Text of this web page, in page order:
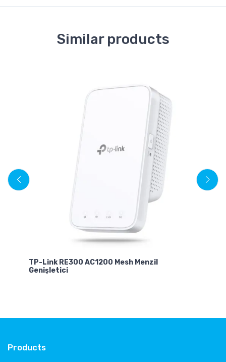
Similar products
TP-Link RE300 AC1200 Mesh Menzil
Genişletici
Products